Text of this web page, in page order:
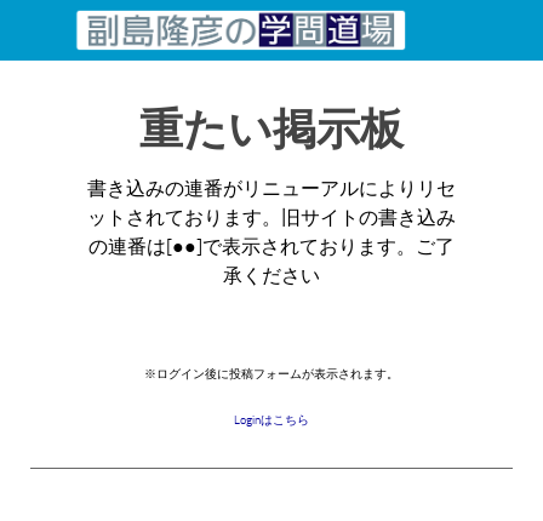
コンテンツへスキップ
重たい掲示板
書き込みの連番がリニューアルによりリセ
ットされております。旧サイトの書き込み
の連番は[●●]で表示されております。ご了
承ください
※ログイン後に投稿フォームが表示されます。
Loginはこちら